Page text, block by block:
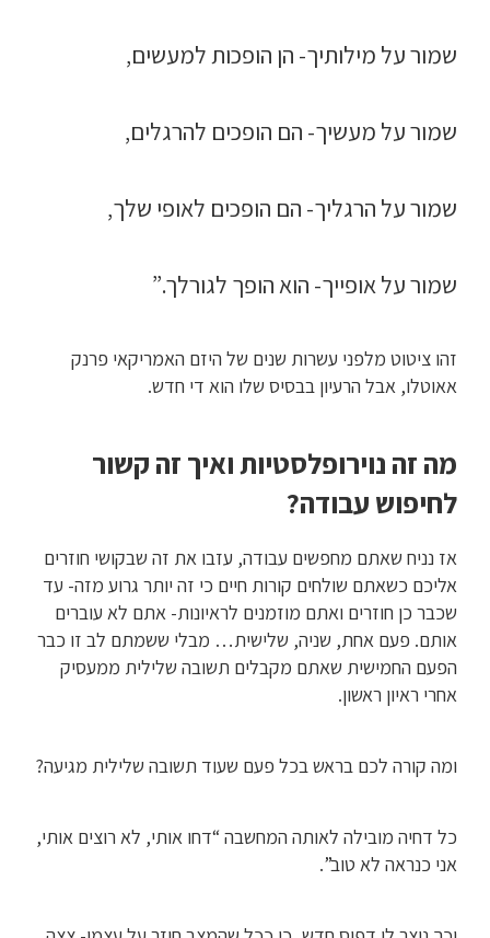
שמור על מילותיך- הן הופכות למעשים,
שמור על מעשיך- הם הופכים להרגלים,
שמור על הרגליך- הם הופכים לאופי שלך,
שמור על אופייך- הוא הופך לגורלך.”
זהו ציטוט מלפני עשרות שנים של היזם האמריקאי פרנק
אאוטלו, אבל הרעיון בבסיס שלו הוא די חדש.
מה זה נוירופלסטיות ואיך זה קשור
לחיפוש עבודה?
אז נניח שאתם מחפשים עבודה, עזבו את זה שבקושי חוזרים
אליכם כשאתם שולחים קורות חיים כי זה יותר גרוע מזה- עד
שכבר כן חוזרים ואתם מוזמנים לראיונות- אתם לא עוברים
אותם. פעם אחת, שניה, שלישית… מבלי ששמתם לב זו כבר
הפעם החמישית שאתם מקבלים תשובה שלילית ממעסיק
אחרי ראיון ראשון.
ומה קורה לכם בראש בכל פעם שעוד תשובה שלילית מגיעה?
כל דחיה מובילה לאותה המחשבה “דחו אותי, לא רוצים אותי,
אני כנראה לא טוב”.